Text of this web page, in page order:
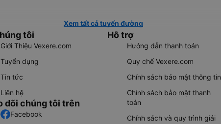
Xem tất cả tuyến đường
tôi
Giới Thiệu Vexere.com
Tuyển dụng
Tin tức
Liên hệ
dõi chúng tôi trên
Facebook
Hỗ trợ
Hướng dẫn thanh toán
Quy chế Vexere.com
Chính sách bảo mật thông tin
Chính sách bảo mật thanh
toán
Chính sách và quy trình giải